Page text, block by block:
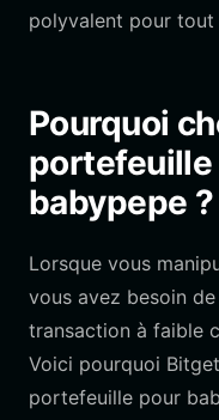
polyvalent pour
Pourquoi
babypepe ?
Lorsque vous
vous avez besoin
transaction à faible
Voici pourquoi
portefeuille pour